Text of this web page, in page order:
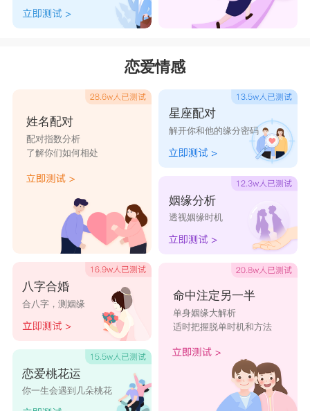
恋爱情感
姓名配对
配对指数分析
了解你们如何相处
八字合婚
合八字，测姻缘
恋爱桃花运
你一生会遇到几朵桃花
星座配对
解开你和他的缘分密码
姻缘分析
透视姻缘时机
命中注定另一半
单身姻缘大解析
适时把握脱单时机和方法